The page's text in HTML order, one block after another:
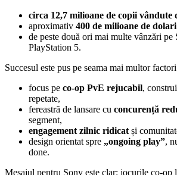
circa 12,7 milioane de copii vândute
aproximativ 400 de milioane de
de peste două ori mai multe vânzări pe
PlayStation 5.
Succesul este pus pe seama mai multor
focus pe co-op PvE rejucabil,
repetate,
fereastră de lansare cu concurență
segment,
engagement zilnic ridicat și
design orientat spre „ongoing play”,
done.
Mesajul pentru Sony este clar: jocurile co-op